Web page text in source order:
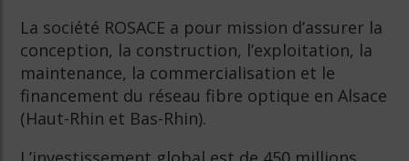
La société ROSACE a pour mission d’assurer la
conception, la construction, l’exploitation, la
maintenance, la commercialisation et le
financement du réseau fibre optique en Alsace
(Haut-Rhin et Bas-Rhin).